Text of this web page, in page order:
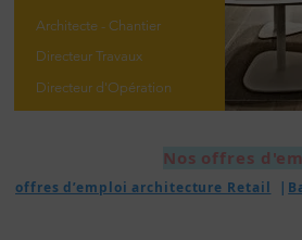
Architecte - Chantier
Directeur Travaux
Directeur d'Opération
Nos offres
offres d’emploi architecture Retail |